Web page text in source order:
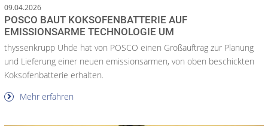
09.04.2026
POSCO BAUT KOKSOFENBATTERIE AUF
EMISSIONSARME TECHNOLOGIE UM
thyssenkrupp Uhde hat von POSCO einen Großauftrag zur Planung
und Lieferung einer neuen emissionsarmen, von oben beschickten
Koksofenbatterie erhalten.
Mehr erfahren